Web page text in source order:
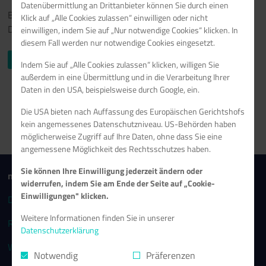
Bitte um Geduld! Leider ist dieses Tutorial noch nicht auf
Deutsch verfügbar.
Englische Tutorials browsen
netcup
Domains
Root-Server
VPS
Weitere Produkte
Datenübermittlung an Drittanbieter können Sie durch einen
Klick auf „Alle Cookies zulassen“ einwilligen oder nicht
einwilligen, indem Sie auf „Nur notwendige Cookies“ klicken. In
diesem Fall werden nur notwendige Cookies eingesetzt.
Indem Sie auf „Alle Cookies zulassen“ klicken, willigen Sie
außerdem in eine Übermittlung und in die Verarbeitung Ihrer
Daten in den USA, beispielsweise durch Google, ein.
Die USA bieten nach Auffassung des Europäischen Gerichtshofs
kein angemessenes Datenschutzniveau. US-Behörden haben
möglicherweise Zugriff auf Ihre Daten, ohne dass Sie eine
angemessene Möglichkeit des Rechtsschutzes haben.
Sie können Ihre Einwilligung jederzeit ändern oder
widerrufen, indem Sie am Ende der Seite auf „Cookie-
Einwilligungen" klicken.
Weitere Informationen finden Sie in unserer
Datenschutzerklärung
Notwendig
Präferenzen